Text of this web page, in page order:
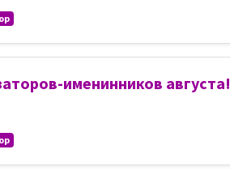
именинников августа!